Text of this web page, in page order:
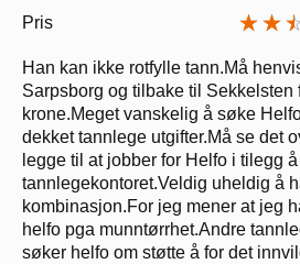
Pris
Han kan ikke rotfylle tann.Må
Sarpsborg og tilbake til Sekkelsten
krone.Meget vanskelig å søke
dekket tannlege utgifter.Må se det
legge til at jobber for Helfo i tilegg
tannlegekontoret.Veldig uheldig å
kombinasjon.For jeg mener at jeg
helfo pga munntørrhet.Andre
søker helfo om støtte å for det